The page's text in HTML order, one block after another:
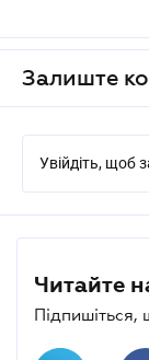
Залиште
Увійдіть, щоб
Читайте
Підпишіться,